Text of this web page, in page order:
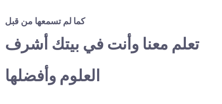
كما لم تسمعها من قبل
تعلم معنا وأنت في بيتك أشرف
العلوم وأفضلها